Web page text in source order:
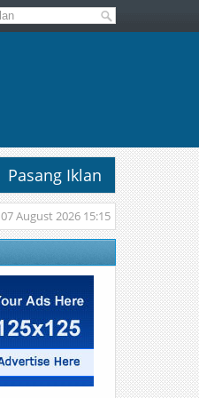
Pasang Iklan
07 August 2026 15:15